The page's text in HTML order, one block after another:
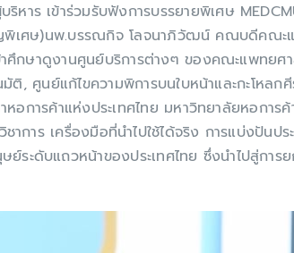
ร เข้าร่วมรับฟังการบรรยายพิเศษ
เศษ)นพ.บรรณกิจ โลจนาภิวัฒน์ คณบดีคณะ
าดูงานศูนย์บริการต่างๆ ของคณะแพทยศา
นย์แก้ไขความพิการบนใบหน้าและกะโหลกศี
รค้าแห่งประเทศไทย มหาวิทยาลัยหอการค้
การ เครื่องมือที่นำไปใช้ได้จริง การแบ่งปัน
ะดับแถวหน้าของประเทศไทย ซึ่งนำไปสู่การ